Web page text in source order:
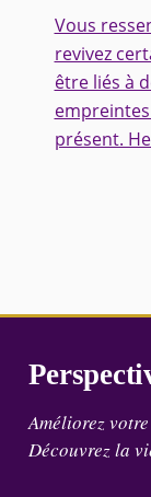
Vous
revivez
être liés à
présent.
Améliorez
Découvrez la